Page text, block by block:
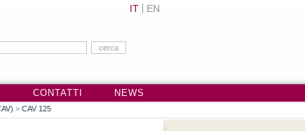
IT EN
CONTATTI NEWS
» CAV 125